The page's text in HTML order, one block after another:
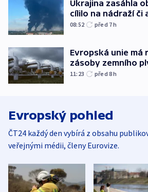
Ukrajina zasáhla
cílilo na nádraží či
08:52 před 7h
Evropská unie má
zásoby zemního
11:23 před 8h
Evropský pohled
ČT24 každý den vybírá z obsahu
veřejnými médii, členy Eurovize.